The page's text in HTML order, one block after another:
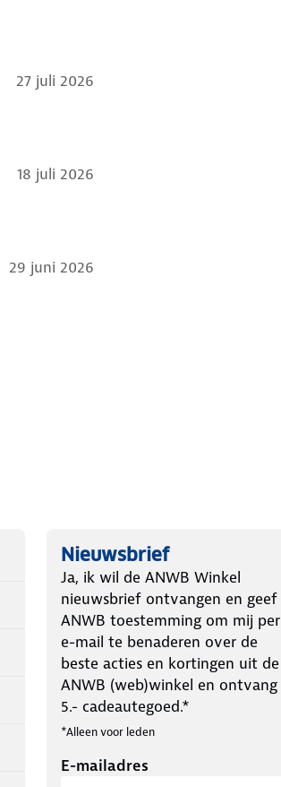
27 juli 2026
18 juli 2026
29 juni 2026
Nieuwsbrief
Ja, ik wil de ANWB Winkel
nieuwsbrief ontvangen en geef
ANWB toestemming om mij per
e-mail te benaderen over de
beste acties en kortingen uit de
ANWB (web)winkel en ontvang
5.- cadeautegoed.*
*Alleen voor leden
E-mailadres